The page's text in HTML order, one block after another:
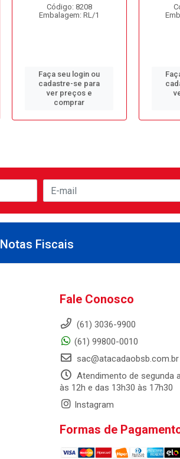
Código: 8208
Embalagem: RL/1
Faça seu login ou
cadastre-se para
ver preços e
comprar
Notas Fiscais
Fale Conosco
(61) 3036-9900
(61) 99800-0010
sac@atacadaobsb.com.br
Atendimento de segunda
às 12h e das 13h30 às 17h30
Instagram
Formas de